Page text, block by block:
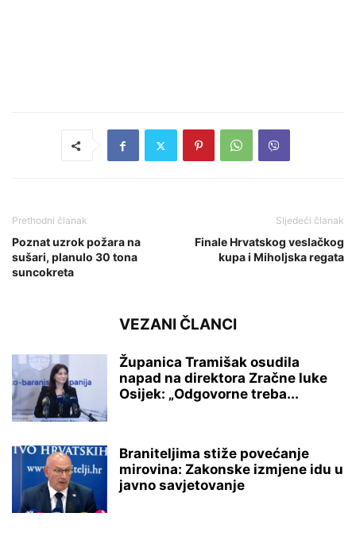
Prethodni članak
Poznat uzrok požara na
sušari, planulo 30 tona
suncokreta
Sljedeći članak
Finale Hrvatskog veslačkog
kupa i Miholjska regata
VEZANI ČLANCI
Županica Tramišak osudila
napad na direktora Zračne luke
Osijek: „Odgovorne treba...
Braniteljima stiže povećanje
mirovina: Zakonske izmjene idu u
javno savjetovanje